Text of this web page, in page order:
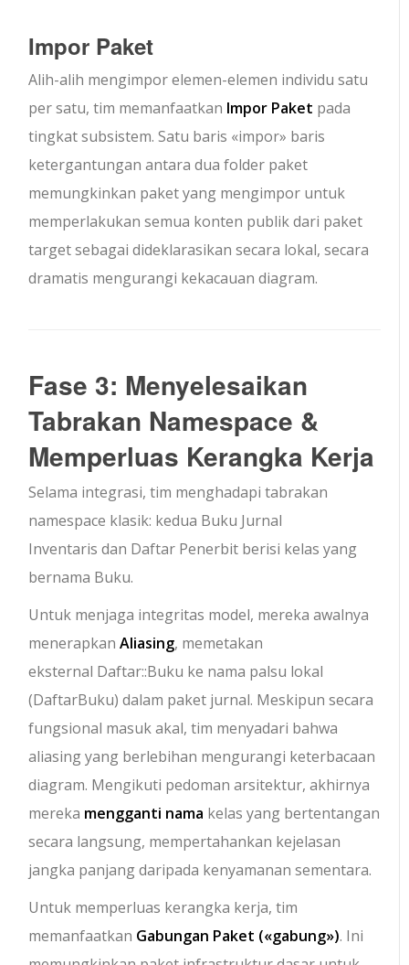
Impor Paket
Alih-alih mengimpor elemen-elemen individu satu
per satu, tim memanfaatkan Impor Paket pada
tingkat subsistem. Satu baris «impor» baris
ketergantungan antara dua folder paket
memungkinkan paket yang mengimpor untuk
memperlakukan semua konten publik dari paket
target sebagai dideklarasikan secara lokal, secara
dramatis mengurangi kekacauan diagram.
Fase 3: Menyelesaikan
Tabrakan Namespace &
Memperluas Kerangka Kerja
Selama integrasi, tim menghadapi tabrakan
namespace klasik: kedua Buku Jurnal
Inventaris dan Daftar Penerbit berisi kelas yang
bernama Buku.
Untuk menjaga integritas model, mereka awalnya
menerapkanAliasing, memetakan
eksternal Daftar::Buku ke nama palsu lokal
(DaftarBuku) dalam paket jurnal. Meskipun secara
fungsional masuk akal, tim menyadari bahwa
aliasing yang berlebihan mengurangi keterbacaan
diagram. Mengikuti pedoman arsitektur, akhirnya
mereka mengganti nama kelas yang bertentangan
secara langsung, mempertahankan kejelasan
jangka panjang daripada kenyamanan sementara.
Untuk memperluas kerangka kerja, tim
memanfaatkan Gabungan Paket («gabung»). Ini